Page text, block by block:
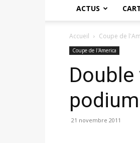
ACTUS
Accueil Coupe de
Coupe de l'America
21 novembre 2011